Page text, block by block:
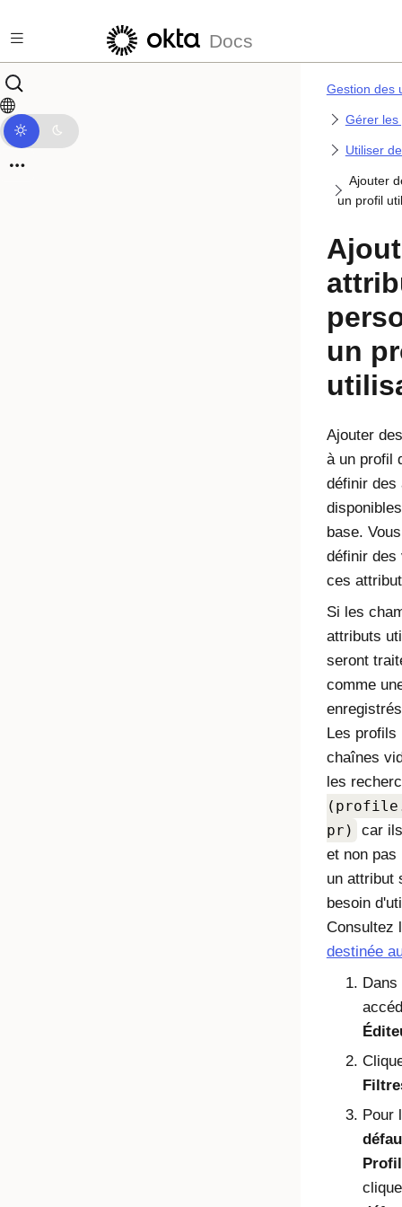
Docs
Gestion des
Gérer les
Utiliser
Ajouter
un profil
un
Ajouter
à un profil
définir des
base.
définir des
ces
Si les
attributs
seront
comme
Les profils
chaînes
les
pr)
car
et non pas
un attribut
besoin
Consultez
destinée
Dans
Pour
Profil